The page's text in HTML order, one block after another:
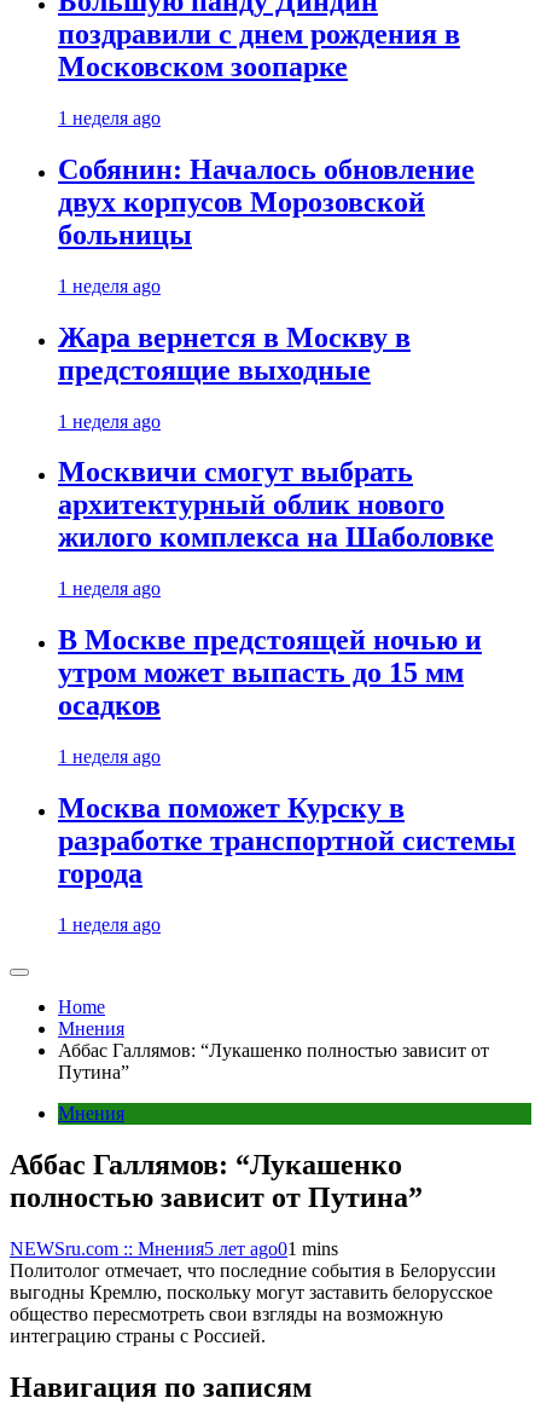
поздравили с днем рождения в
Московском зоопарке
1 неделя ago
Собянин: Началось обновление
двух корпусов Морозовской
больницы
1 неделя ago
Жара вернется в Москву в
предстоящие выходные
1 неделя ago
Москвичи смогут выбрать
архитектурный облик нового
жилого комплекса на Шаболовке
1 неделя ago
В Москве предстоящей ночью и
утром может выпасть до 15 мм
осадков
1 неделя ago
Москва поможет Курску в
разработке транспортной системы
города
1 неделя ago
Home
Мнения
Аббас Галлямов: “Лукашенко полностью зависит от
Путина”
Мнения
Аббас Галлямов: “Лукашенко
полностью зависит от Путина”
NEWSru.com :: Мнения5 лет ago01 mins
Политолог отмечает, что последние события в Белоруссии
выгодны Кремлю, поскольку могут заставить белорусское
общество пересмотреть свои взгляды на возможную
интеграцию страны с Россией.
Навигация по записям